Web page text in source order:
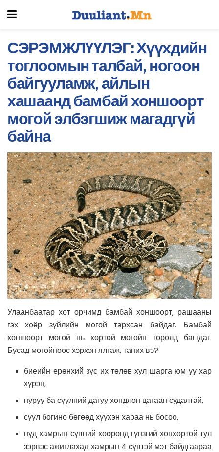
СЭРЭМЖЛҮҮЛЭГ: Хүүхдийн
тоглоомын талбай, ногоон
байгууламж, айлын
хашаанд бамбай хоншоорт
могой элбэгшиж магадгүй
байна
Улаанбаатар хот орчимд бамбай хоншоорт, рашааны
гэх хоёр зүйлийн могой тархсан байдаг. Бамбай
хоншоорт могой нь хортой могойн төрөлд багтдаг.
Бусад могойноос хэрхэн ялгаж, таних вэ?
биеийн ерөнхий зүс их төлөв хул шарга юм уу хар
хүрэн,
нуруу ба сүүлний дагуу хөндлөн цагаан судалтай,
сүүл богино бөгөөд хүүхэн хараа нь босоо,
нүд хамрын сүвний хооронд гүнзгий хонхортой тул
зэрвэс ажиглахад хамрын 4 сүвтэй мэт байдгаараа